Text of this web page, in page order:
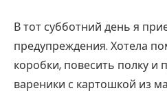
В тот субботний день я
предупреждения. Хотела
коробки, повесить полку
вареники с картошкой из